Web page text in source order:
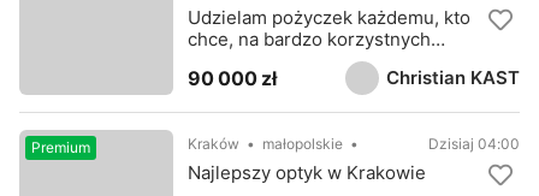
Christian KAST
Udzielam pożyczek każdemu, kto
chce, na bardzo korzystnych
90 000 zł
Premium Kraków małopolskie Dzisiaj 04:00
Najlepszy optyk w Krakowie